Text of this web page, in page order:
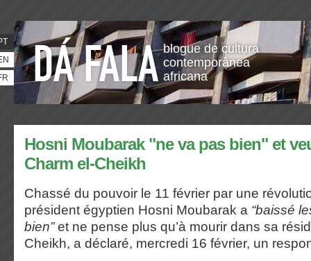
blogue de cultura
contemporânea
africana
Hosni Moubarak "ne va pas bien" et
Charm el-Cheikh
Chassé du pouvoir le 11 février par une
président égyptien Hosni Moubarak a “baissé
bien”et ne pense plus qu’à mourir dans sa
Cheikh, a déclaré, mercredi 16 février, un